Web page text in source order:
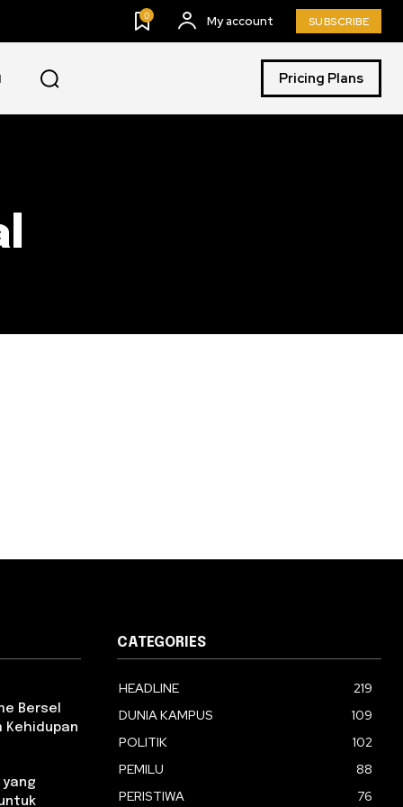
0 My account SUBSCRIBE
Pricing Plans
Bersel
Kehidupan
yang
CATEGORIES
HEADLINE
219
DUNIA KAMPUS
109
POLITIK
102
PEMILU
88
PERISTIWA
76